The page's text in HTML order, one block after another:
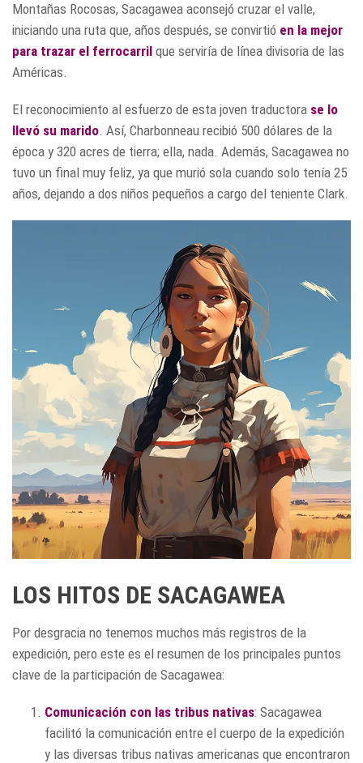
Montañas Rocosas, Sacagawea aconsejó cruzar el valle,
iniciando una ruta que, años después, se convirtió en la mejor
para trazar el ferrocarril que serviría de línea divisoria de las
Américas.
El reconocimiento al esfuerzo de esta joven traductora se lo
llevó su marido . Así, Charbonneau recibió 500 dólares de la
época y 320 acres de tierra; ella, nada. Además, Sacagawea no
tuvo un final muy feliz, ya que murió sola cuando solo tenía 25
años, dejando a dos niños pequeños a cargo del teniente Clark.
LOS HITOS DE SACAGAWEA
Por desgracia no tenemos muchos más registros de la
expedición, pero este es el resumen de los principales puntos
clave de la participación de Sacagawea:
Comunicación con las tribus nativas: Sacagawea
facilitó la comunicación entre el cuerpo de la expedición
y las diversas tribus nativas americanas que encontraron